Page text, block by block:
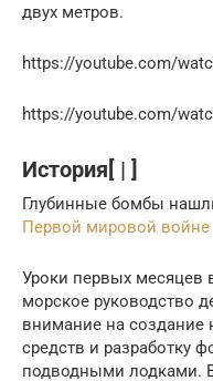
двух метров.
https://youtube.com/
https://youtube.com/
История[ | ]
Глубинные бомбы
Первой мировой войне
Уроки первых месяцев
морское руководство
внимание на
средств и разработку
подводными лодками.